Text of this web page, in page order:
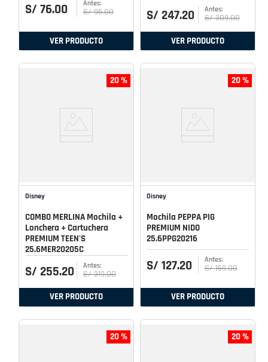
S/ 76.00 S/ 95.00
VER PRODUCTO
S/ 247.20 S/ 309.00
VER PRODUCTO
20 %
Disney
COMBO MERLINA Mochila +
Lonchera + Cartuchera
PREMIUM TEEN'S
25.6MER20205C
S/ 255.20 S/ 319.00
VER PRODUCTO
20 %
Disney
Mochila PEPPA PIG
PREMIUM NIDO
25.6PPG20216
S/ 127.20 S/ 159.00
VER PRODUCTO
20 % 20 %